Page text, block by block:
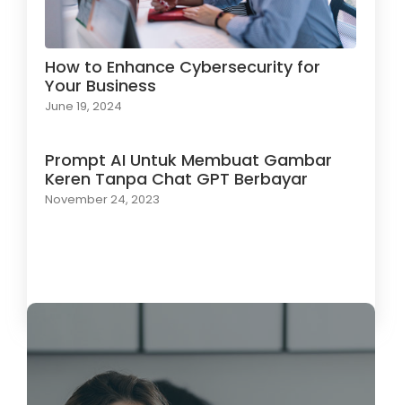
How to Enhance Cybersecurity for
Your Business
June 19, 2024
Prompt AI Untuk Membuat Gambar
Keren Tanpa Chat GPT Berbayar
November 24, 2023